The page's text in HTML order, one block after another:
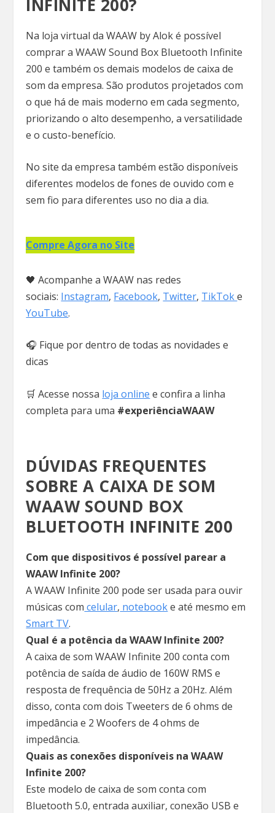
INFINITE 200?
Na loja virtual da WAAW by Alok é possível
comprar a WAAW Sound Box Bluetooth Infinite
200 e também os demais modelos de caixa de
som da empresa. São produtos projetados com
o que há de mais moderno em cada segmento,
priorizando o alto desempenho, a versatilidade
e o custo-benefício.
No site da empresa também estão disponíveis
diferentes modelos de fones de ouvido com e
sem fio para diferentes uso no dia a dia.
Compre Agora no Site
🖤 Acompanhe a WAAW nas redes
sociais: Instagram, Facebook, Twitter, TikToke
YouTube.
🎧 Fique por dentro de todas as novidades e
dicas
🛒 Acesse nossa loja online e confira a linha
completa para uma #experiênciaWAAW
DÚVIDAS FREQUENTES
SOBRE A CAIXA DE SOM
WAAW SOUND BOX
BLUETOOTH INFINITE 200
Com que dispositivos é possível parear a
WAAW Infinite 200?
A WAAW Infinite 200 pode ser usada para ouvir
músicas com celular, notebooke até mesmo em
Smart TV.
Qual é a potência da WAAW Infinite 200?
A caixa de som WAAW Infinite 200 conta com
potência de saída de áudio de 160W RMS e
resposta de frequência de 50Hz a 20Hz. Além
disso, conta com dois Tweeters de 6 ohms de
impedância e 2 Woofers de 4 ohms de
impedância.
Quais as conexões disponíveis na WAAW
Infinite 200?
Este modelo de caixa de som conta com
Bluetooth 5.0, entrada auxiliar, conexão USB e